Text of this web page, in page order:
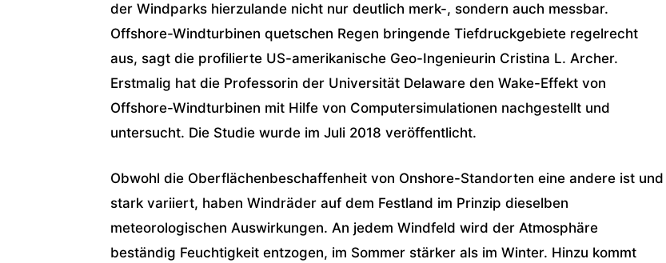
der Windparks hierzulande nicht nur deutlich merk-, sondern auch messbar.
Offshore-Windturbinen quetschen Regen bringende Tiefdruckgebiete regelrecht
aus, sagt die profilierte US-amerikanische Geo-Ingenieurin Cristina L. Archer.
Erstmalig hat die Professorin der Universität Delaware den Wake-Effekt von
Offshore-Windturbinen mit Hilfe von Computersimulationen nachgestellt und
untersucht. Die Studie wurde im Juli 2018 veröffentlicht.
Obwohl die Oberflächenbeschaffenheit von Onshore-Standorten eine andere ist und
stark variiert, haben Windräder auf dem Festland im Prinzip dieselben
meteorologischen Auswirkungen. An jedem Windfeld wird der Atmosphäre
beständig Feuchtigkeit entzogen, im Sommer stärker als im Winter. Hinzu kommt